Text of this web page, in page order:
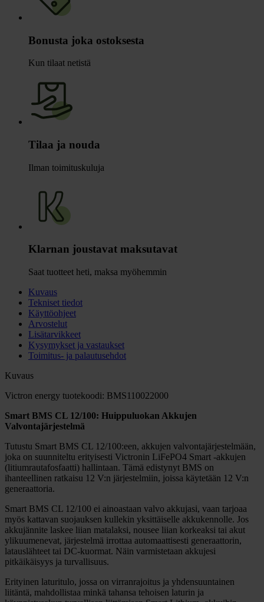
Bonusta joka ostoksesta
Kun tilaat netistä
Tilaa ja nouda
Ilman toimituskuluja
Klarnan joustavat maksutavat
Saat tuotteet heti, maksa myöhemmin
Kuvaus
Tekniset tiedot
Käyttöohjeet
Arvostelut
Lisätarvikkeet
Kysymykset ja vastaukset
Toimitus- ja palautusehdot
Kuvaus
Victron energy tuotekoodi: BMS110022000
Smart BMS CL 12/100: Huippuluokan Akkujen
Valvontajärjestelmä
Tutustu Smart BMS CL 12/100:een, akkujen valvontajärjestelmään,
joka on suunniteltu erityisesti Victronin LiFePO4 Smart -akkujen
(litiumrautafosfaatti) hallintaan. Tämä edistynyt BMS on
ihanteellinen ratkaisu 12 V:n järjestelmiin, joissa käytetään 12 V:n
generaattoria.
Smart BMS CL 12/100 ei ainoastaan valvo akkujasi, vaan tarjoaa
myös kattavan suojauksen kullekin yksittäiselle akkukennolle. Jos
akkujännite laskee liian matalaksi, nousee liian korkeaksi tai akut
ylikuumenevat, järjestelmä irrottaa automaattisesti generaattorin,
latauslähteet tai DC-kuormat. Näin varmistetaan akkujesi
pitkäikäisyys ja turvallisuus.
Erityinen laturitulo, jossa on virranrajoitus ja yhdensuuntainen
liitäntä, mahdollistaa minkä tahansa tehoisen laturin ja